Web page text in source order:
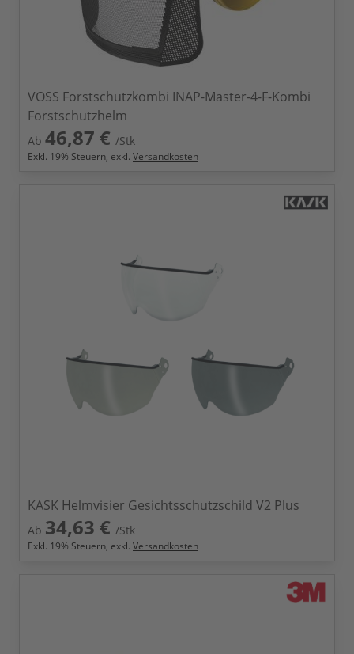
VOSS Forstschutzkombi INAP-Master-4-F-Kombi
Forstschutzhelm
Ab 46,87 € /Stk
Exkl. 19% Steuern, exkl. Versandkosten
KASK Helmvisier Gesichtsschutzschild V2 Plus
Ab 34,63 € /Stk
Exkl. 19% Steuern, exkl. Versandkosten